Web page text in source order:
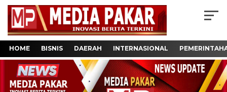
HOME BISNIS DAERAH INTERNASIONAL